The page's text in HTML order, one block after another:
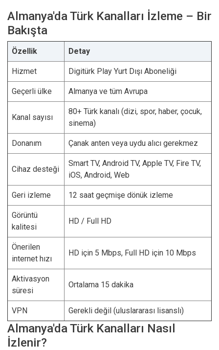
Almanya'da Türk Kanalları İzleme – Bir
Bakışta
Özellik Detay
Hizmet Digitürk Play Yurt Dışı Aboneliği
Geçerli ülke Almanya ve tüm Avrupa
Kanal sayısı
80+ Türk kanalı (dizi, spor, haber, çocuk,
sinema)
Donanım Çanak anten veya uydu alıcı gerekmez
Cihaz desteği
Smart TV, Android TV, Apple TV, Fire TV,
iOS, Android, Web
Geri izleme 12 saat geçmişe dönük izleme
Görüntü
kalitesi
HD / Full HD
Önerilen
internet hızı
HD için 5 Mbps, Full HD için 10 Mbps
Aktivasyon
süresi
Ortalama 15 dakika
VPN Gerekli değil (uluslararası lisanslı)
Almanya'da Türk Kanalları Nasıl
İzlenir?